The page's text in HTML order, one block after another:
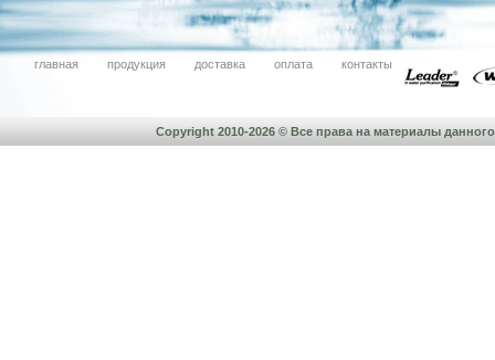
главная продукция доставка оплата контакты
Copyright 2010-2026 © Все права на материалы